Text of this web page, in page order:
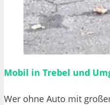
Mobil in Trebel und
Wer ohne Auto mit